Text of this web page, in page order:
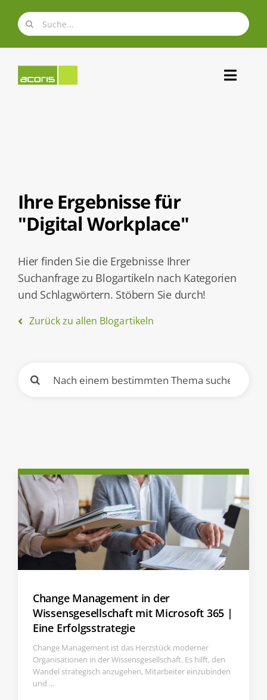
Inhalt
springen
Suche
nach:
Portfolio
Karriere
Kontakt
Wissen
Ihre Ergebnisse für
"Digital Workplace"
Hier finden Sie die Ergebnisse Ihrer
Suchanfrage zu Blogartikeln nach Kategorien
und Schlagwörtern. Stöbern Sie durch!
Zurück zu allen Blogartikeln
nach:
Change Management in der
Wissensgesellschaft mit Microsoft 365 |
Eine Erfolgsstrategie
Change Management ist das Herzstück moderner
Organisationen in der Wissensgesellschaft. Es hilft, den
Wandel strategisch anzugehen, Mitarbeiter einzubinden
und ...